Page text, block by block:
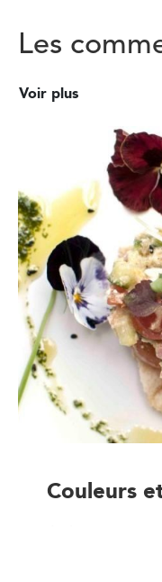
Les
Voir plus
Couleurs